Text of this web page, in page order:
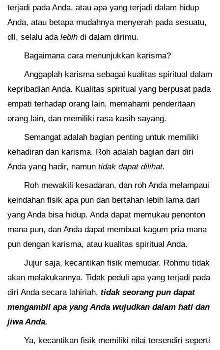
terjadi pada Anda, atau apa yang terjadi dalam hidup
Anda, atau betapa mudahnya menyerah pada sesuatu,
dll, selalu ada lebih di dalam dirimu.
Bagaimana cara menunjukkan karisma?
Anggaplah karisma sebagai kualitas spiritual dalam
kepribadian Anda. Kualitas spiritual yang berpusat pada
empati terhadap orang lain, memahami penderitaan
orang lain, dan memiliki rasa kasih sayang.
Semangat adalah bagian penting untuk memiliki
kehadiran dan karisma. Roh adalah bagian dari diri
Anda yang hadir, namun tidak dapat dilihat.
Roh mewakili kesadaran, dan roh Anda melampaui
keindahan fisik apa pun dan bertahan lebih lama dari
yang Anda bisa hidup. Anda dapat memukau penonton
mana pun, dan Anda dapat membuat kagum pria mana
pun dengan karisma, atau kualitas spiritual Anda.
Jujur saja, kecantikan fisik memudar. Rohmu tidak
akan melakukannya. Tidak peduli apa yang terjadi pada
diri Anda secara lahiriah, tidak seorang pun dapat
mengambil apa yang Anda wujudkan dalam hati dan
jiwa Anda.
Ya, kecantikan fisik memiliki nilai tersendiri seperti